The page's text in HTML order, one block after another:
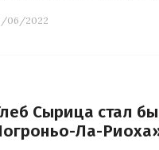
06/2022
Сырица стал
Ла-